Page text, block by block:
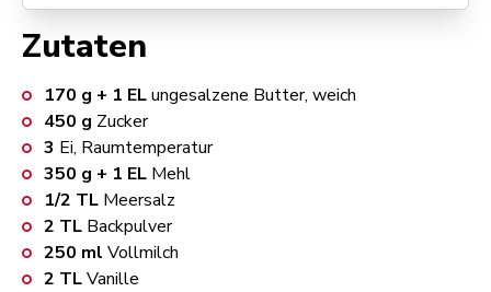
Zutaten
170 g + 1 ELungesalzene Butter, weich
450 g Zucker
3 Ei, Raumtemperatur
350 g + 1 EL Mehl
1/2 TL Meersalz
2 TL Backpulver
250 ml Vollmilch
2 TLVanille